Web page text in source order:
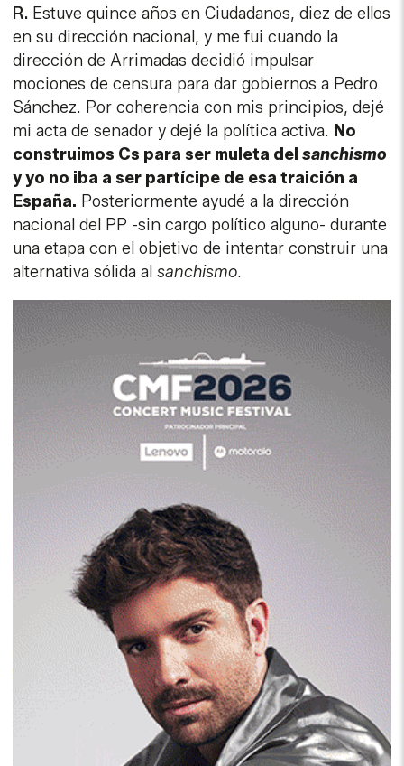
R. Estuve quince años en Ciudadanos, diez de ellos
en su dirección nacional, y me fui cuando la
dirección de Arrimadas decidió impulsar
mociones de censura para dar gobiernos a Pedro
Sánchez. Por coherencia con mis principios, dejé
mi acta de senador y dejé la política activa. No
construimos Cs para ser muleta delsanchismo
y yo no iba a ser partícipe de esa traición a
España. Posteriormente ayudé a la dirección
nacional del PP -sin cargo político alguno- durante
una etapa con el objetivo de intentar construir una
alternativa sólida alsanchismo.